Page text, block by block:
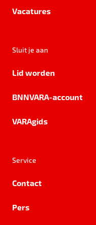
Vacatures
Sluit je aan
Lid worden
BNNVARA-account
VARAgids
Service
Contact
Pers